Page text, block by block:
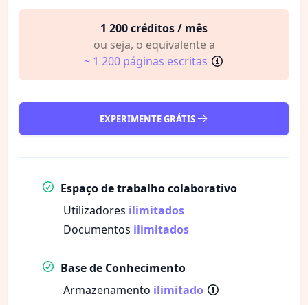
1 200 créditos / mês
ou seja, o equivalente a
~ 1 200 páginas escritas
EXPERIMENTE GRÁTIS
Espaço de trabalho colaborativo
Utilizadores ilimitados
Documentos ilimitados
Base de Conhecimento
Armazenamento ilimitado